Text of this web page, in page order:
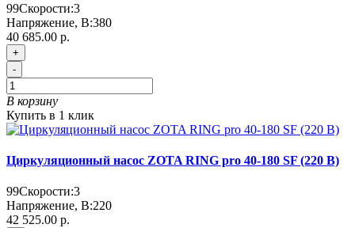
99Скорости:3
Напряжение, В:380
40 685.00 р.
+
-
В корзину
Купить в 1 клик
Циркуляционный насос ZOTA RING pro 40-180 SF (220 В)
99Скорости:3
Напряжение, В:220
42 525.00 р.